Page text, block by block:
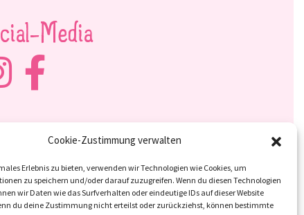
Cookie-Zustimmung verwalten
Erlebnis zu bieten, verwenden wir Technologien wie Cookies, um
zu speichern und/oder darauf zuzugreifen. Wenn du diesen Technologien
wir Daten wie das Surfverhalten oder eindeutige IDs auf dieser Website
du deine Zustimmung nicht erteilst oder zurückziehst, können bestimmte
Media